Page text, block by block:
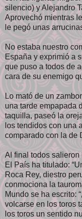
silencio) y Alejandro
Aprovechó mientras
le pegó unas
No estaba nuestro
España y exprimió a
que puso a todos de
cara de su enemigo
Lo mató de un
una tarde empapada
taquilla, paseó la
los tendidos con una
comparado con la de
Al final todos
El País ha titulado:
Roca Rey, diestro
conmociona la
Mundo se ha escrito:
volcarse en los toros
los toros un sentido